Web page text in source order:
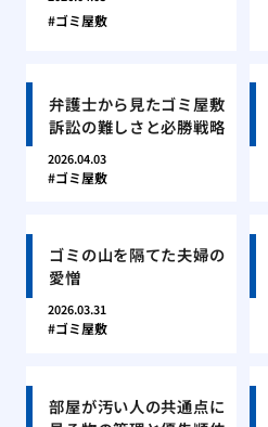
ゴミ屋敷
弁護士から見たゴミ屋敷
訴訟の難しさと必勝戦略
2026.04.03
ゴミ屋敷
ゴミの山を隔てた夫婦の
愛憎
2026.03.31
ゴミ屋敷
部屋が汚い人の共通点に